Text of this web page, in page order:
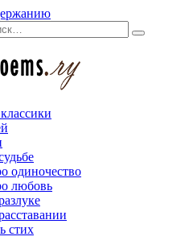
одиночество
любовь
стих